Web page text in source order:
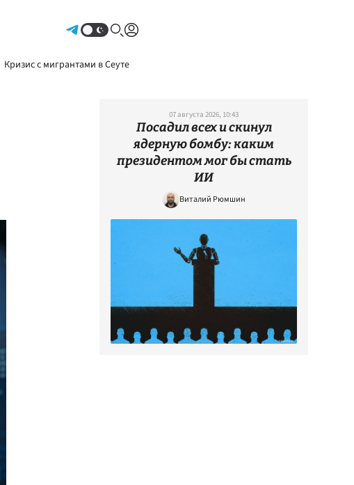
Кризис с мигрантами в Сеуте
07 августа 2026, 10:43
Посадил всех и скинул
ядерную бомбу: каким
президентом мог бы стать
ИИ
Виталий Рюмшин